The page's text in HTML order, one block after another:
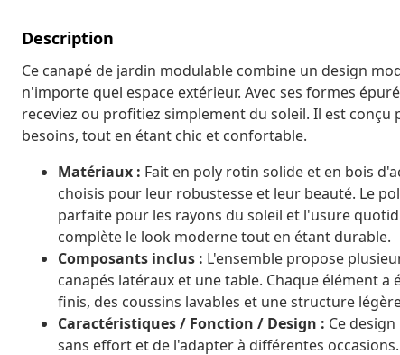
Description
Ce canapé de jardin modulable combine un design
n'importe quel espace extérieur. Avec ses formes
receviez ou profitiez simplement du soleil. Il est
besoins, tout en étant chic et confortable.
Matériaux : Fait en poly rotin solide et en bois
choisis pour leur robustesse et leur beauté. Le
parfaite pour les rayons du soleil et l'usure
complète le look moderne tout en étant durable.
Composants inclus : L'ensemble propose
canapés latéraux et une table. Chaque élément
finis, des coussins lavables et une structure
Caractéristiques / Fonction / Design : Ce
sans effort et de l'adapter à différentes